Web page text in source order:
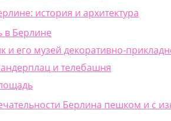
история и архитектура
в Берлине
и его музей декоративно-
и телебашня
Берлина пешком и с